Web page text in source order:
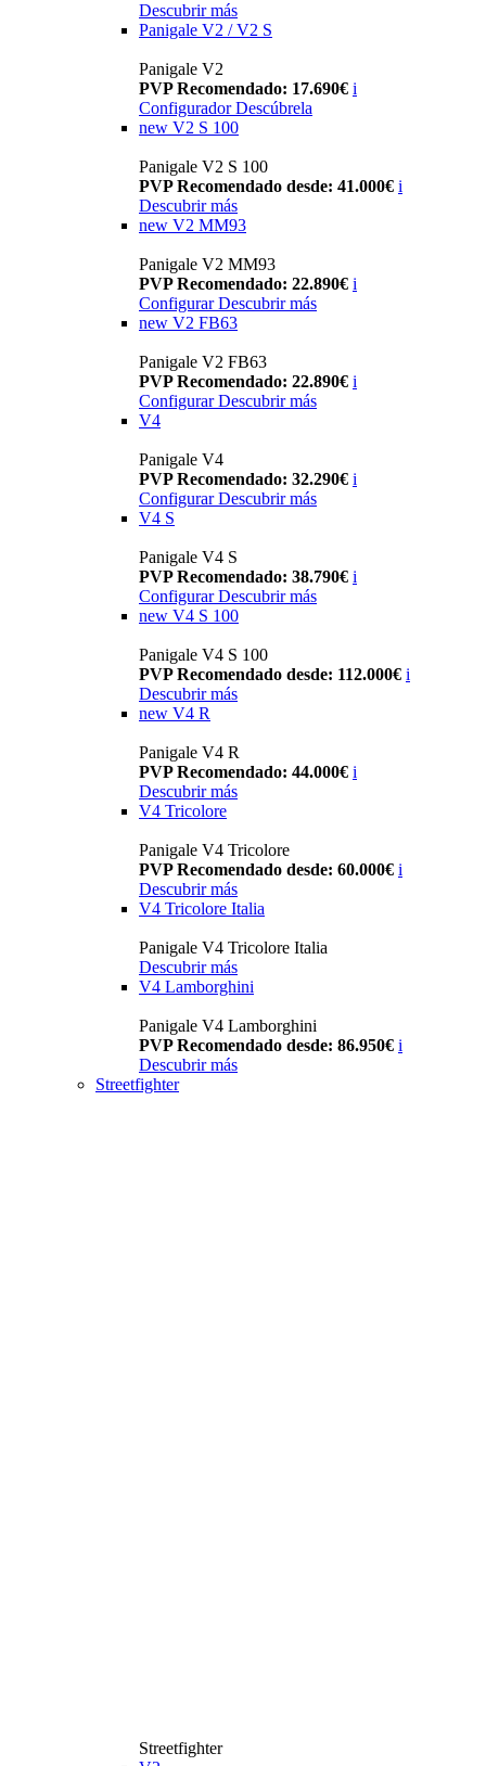
Descubrir más
Panigale V2 / V2 S
Panigale V2
PVP Recomendado: 17.690€ i
Configurador Descúbrela
new V2 S 100
Panigale V2 S 100
PVP Recomendado desde: 41.000€ i
Descubrir más
new V2 MM93
Panigale V2 MM93
PVP Recomendado: 22.890€ i
Configurar Descubrir más
new V2 FB63
Panigale V2 FB63
PVP Recomendado: 22.890€ i
Configurar Descubrir más
V4
Panigale V4
PVP Recomendado: 32.290€ i
Configurar Descubrir más
V4 S
Panigale V4 S
PVP Recomendado: 38.790€ i
Configurar Descubrir más
new V4 S 100
Panigale V4 S 100
PVP Recomendado desde: 112.000€ i
Descubrir más
new V4 R
Panigale V4 R
PVP Recomendado: 44.000€ i
Descubrir más
V4 Tricolore
Panigale V4 Tricolore
PVP Recomendado desde: 60.000€ i
Descubrir más
V4 Tricolore Italia
Panigale V4 Tricolore Italia
Descubrir más
V4 Lamborghini
Panigale V4 Lamborghini
PVP Recomendado desde: 86.950€ i
Descubrir más
Streetfighter
Streetfighter